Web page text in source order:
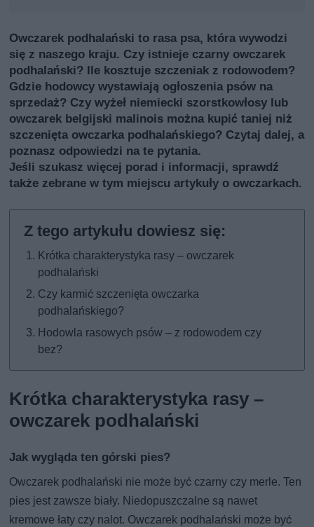
Owczarek podhalański to rasa psa, która wywodzi
się z naszego kraju. Czy istnieje czarny owczarek
podhalański? Ile kosztuje szczeniak z rodowodem?
Gdzie hodowcy wystawiają ogłoszenia psów na
sprzedaż? Czy wyżeł niemiecki szorstkowłosy lub
owczarek belgijski malinois można kupić taniej niż
szczenięta owczarka podhalańskiego? Czytaj dalej, a
poznasz odpowiedzi na te pytania.
Jeśli szukasz więcej porad i informacji, sprawdź
także zebrane w tym miejscu artykuły o owczarkach.
Krótka charakterystyka rasy – owczarek
podhalański
Czy karmić szczenięta owczarka
podhalańskiego?
Hodowla rasowych psów – z rodowodem czy
bez?
Krótka charakterystyka rasy –
owczarek podhalański
Jak wygląda ten górski pies?
Owczarek podhalański nie może być czarny czy merle. Ten
pies jest zawsze biały. Niedopuszczalne są nawet
kremowe łaty czy nalot. Owczarek podhalański może być